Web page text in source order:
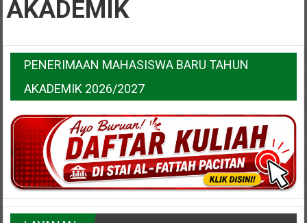
AKADEMIK
PENERIMAAN MAHASISWA BARU TAHUN
AKADEMIK 2026/2027